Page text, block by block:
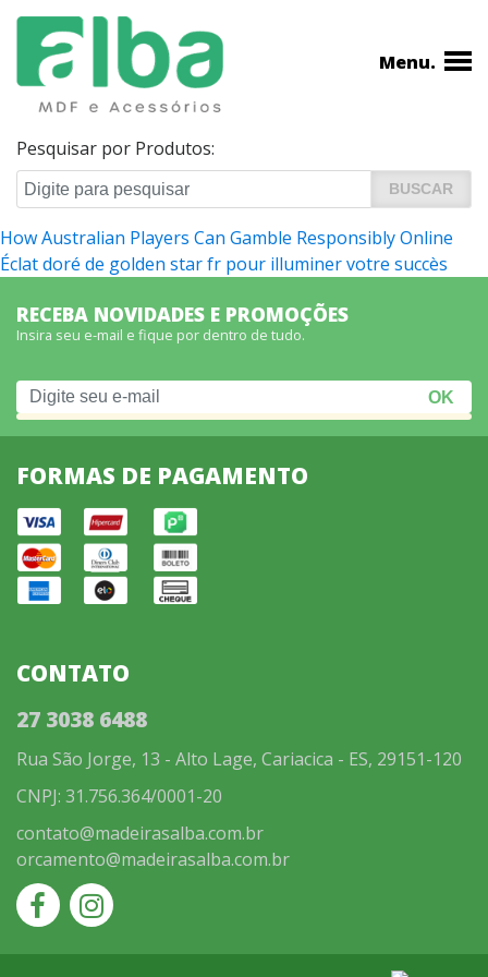
Pesquisar por Produtos:
Menu.
Navegação
de
Post
How Australian Players Can Gamble Responsibly Online
Éclat doré de golden star fr pour illuminer votre succès
RECEBA NOVIDADES E PROMOÇÕES
Insira seu e-mail e fique por dentro de tudo.
FORMAS DE PAGAMENTO
CONTATO
27 3038 6488
Rua São Jorge, 13 - Alto Lage, Cariacica - ES, 29151-120
CNPJ: 31.756.364/0001-20
contato@madeirasalba.com.br
orcamento@madeirasalba.com.br